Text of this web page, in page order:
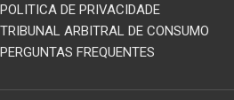
POLITICA DE PRIVACIDADE
TRIBUNAL ARBITRAL DE CONSUMO
PERGUNTAS FREQUENTES